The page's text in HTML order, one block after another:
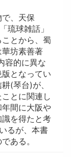
、天保
琉球雑話」
とから、蜀
坊素善著
容的に異な
となってい
(琴台)が、
とに関連し
間に大阪や
を得たと考
るが、本書
ある。